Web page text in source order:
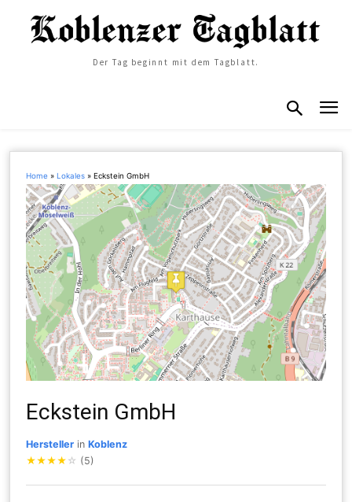
Der Tag beginnt mit dem Tagblatt.
Home »Lokales »Eckstein GmbH
Eckstein GmbH
Hersteller inKoblenz
★★★★ ☆ (5)